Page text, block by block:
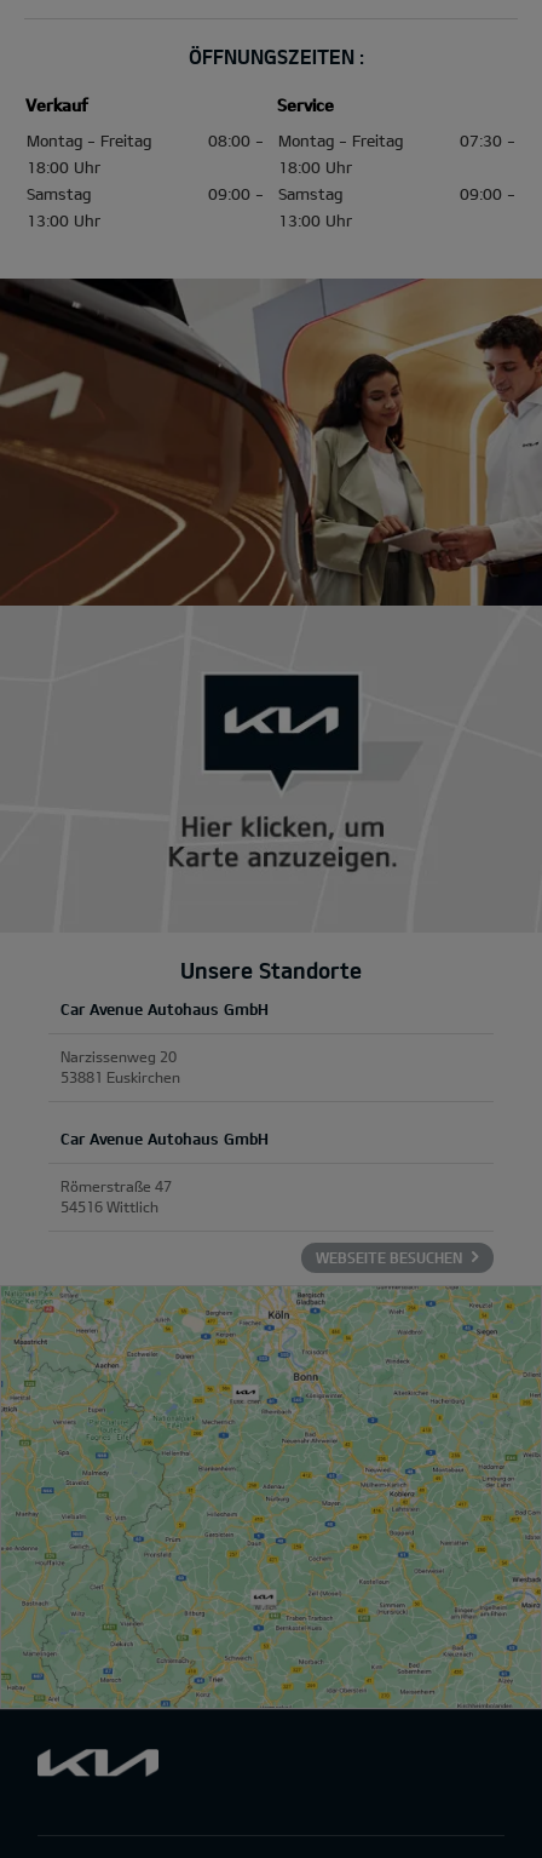
ÖFFNUNGSZEITEN :
Verkauf
Montag - Freitag
08:00 -
18:00 Uhr
Samstag
09:00 -
13:00 Uhr
Service
Montag - Freitag
07:30 -
18:00 Uhr
Samstag
09:00 -
13:00 Uhr
Unsere Standorte
Car Avenue Autohaus GmbH
Narzissenweg 20
53881 Euskirchen
Car Avenue Autohaus GmbH
Römerstraße 47
54516 Wittlich
WEBSEITE BESUCHEN